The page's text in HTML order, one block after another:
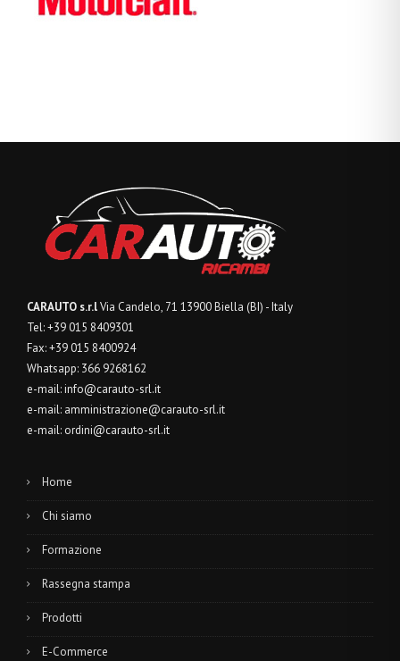
CARAUTO s.r.lVia Candelo, 71 13900 Biella (BI) - Italy
Tel: +39 015 8409301
Fax: +39 015 8400924
Whatsapp: 366 9268162
e-mail:info@carauto-srl.it
e-mail: amministrazione@carauto-srl.it
e-mail: ordini@carauto-srl.it
Home
Chi siamo
Formazione
Rassegna stampa
Prodotti
E-Commerce